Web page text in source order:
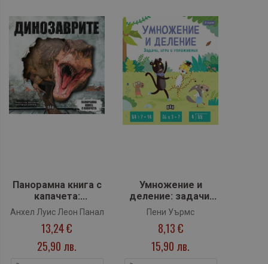
Панорамна книга с
капачета:
ДИНОЗАВРИ
Анхел Луис Леон Панал
13,24 €
25,90 лв.
Умножение и
деление: задачи,
игри и упражнения
Пени Уърмс
8,13 €
15,90 лв.